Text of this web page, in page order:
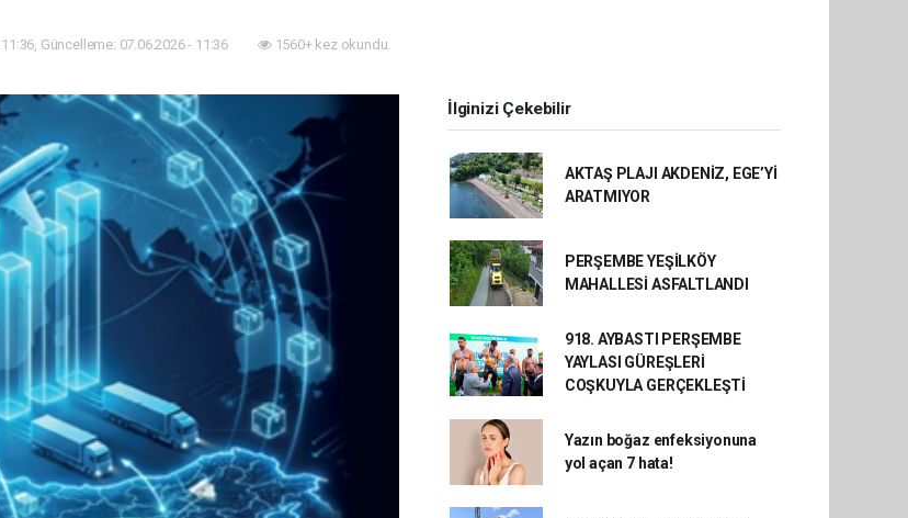
Güncelleme: 07.06.2026 - 11:36 1560+ kez okundu.
İlginizi Çekebilir
AKTAŞ PLAJI AKDENİZ, EGE’Yİ
ARATMIYOR
PERŞEMBE YEŞİLKÖY
MAHALLESİ ASFALTLANDI
918. AYBASTI PERŞEMBE
YAYLASI GÜREŞLERİ
COŞKUYLA GERÇEKLEŞTİ
Yazın boğaz enfeksiyonuna
yol açan 7 hata!